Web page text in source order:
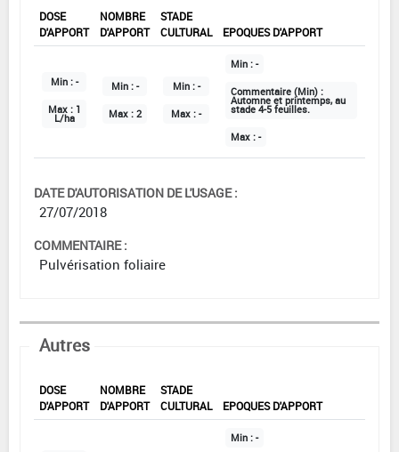
DOSE
D'APPORT
NOMBRE
D'APPORT
STADE
CULTURAL
EPOQUES D'APPORT
Min : -
Max : 1
L/ha
Min : -
Max : 2
Min : -
Max : -
Min : -
Commentaire (Min) :
Automne et printemps, au
stade 4-5 feuilles.
Max : -
DATE D'AUTORISATION DE L'USAGE :
27/07/2018
COMMENTAIRE :
Pulvérisation foliaire
Autres
DOSE
D'APPORT
NOMBRE
D'APPORT
STADE
CULTURAL
EPOQUES D'APPORT
Min : -